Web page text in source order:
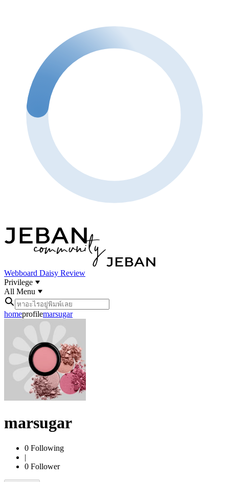
Webboard Daisy Review
Privilege
All Menu
homeprofilemarsugar
marsugar
0 Following
|
0 Follower